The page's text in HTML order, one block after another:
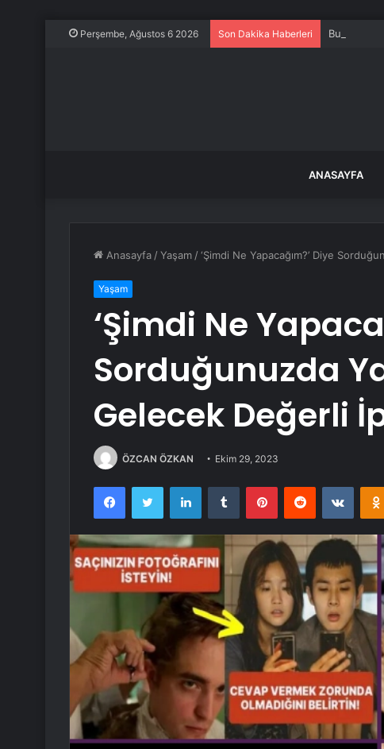
Perşembe, Ağustos 6 2026 Son Dakika Haberleri Bu akşam
ANASAYFA
Anasayfa /Yaşam /‘Şimdi Ne Yapacağım?’ Diye
Yaşam
‘Şimdi Ne
Sorduğunuzda
Gelecek Değerli
ÖZCAN ÖZKAN Ekim 29, 2023
FacebookTwitter LinkedInTumblr PinterestReddit